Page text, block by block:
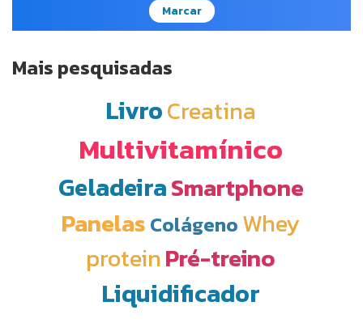
Marcar
Mais pesquisadas
LivroCreatina
Multivitamínico
GeladeiraSmartphone
Panelas Colágeno Whey
proteinPré-treino
Liquidificador